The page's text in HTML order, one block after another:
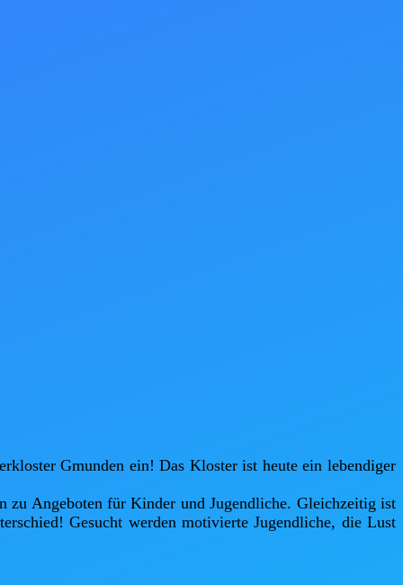
Gmunden ein! Das Kloster ist heute ein lebendiger
zu Angeboten für Kinder und Jugendliche. Gleichzeitig ist
Gesucht werden motivierte Jugendliche, die Lust